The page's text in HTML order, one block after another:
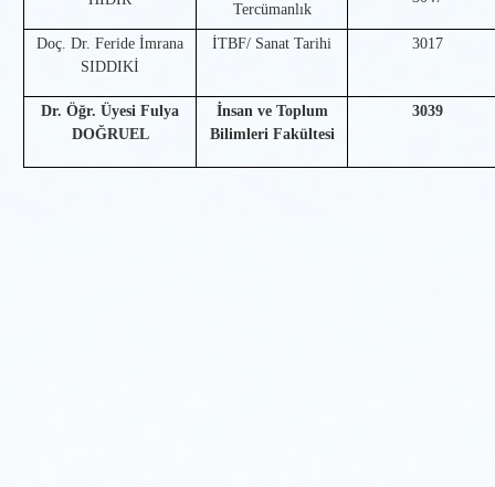
Tercümanlık
Doç. Dr. Feride İmrana
SIDDIKİ
İTBF/ Sanat Tarihi 3017
Dr. Öğr. Üyesi Fulya
DOĞRUEL
İnsan ve Toplum
Bilimleri Fakültesi
3039